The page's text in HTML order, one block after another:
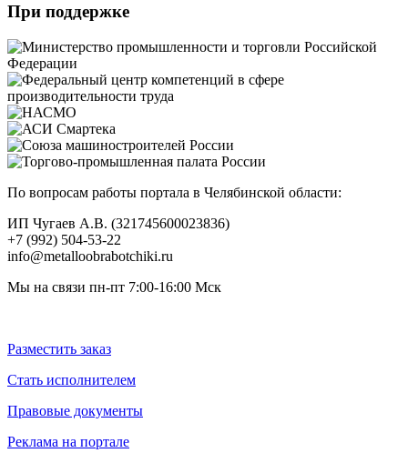
При поддержке
По вопросам работы портала в Челябинской области:
ИП Чугаев А.В. (321745600023836)
+7 (992) 504-53-22
info@metalloobrabotchiki.ru
Мы на связи пн-пт 7:00-16:00 Мск
Разместить заказ
Стать исполнителем
Правовые документы
Реклама на портале